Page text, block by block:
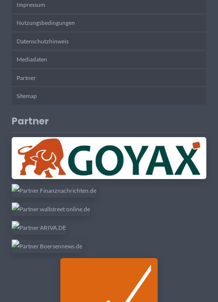
Impressum
Nutzungsbedingungen
Datenschutzhinweis
Mediadaten
Partner
Sitemap
Partner